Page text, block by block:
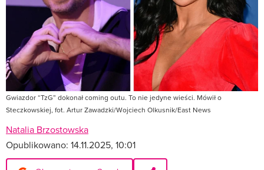
Gwiazdor “TzG” dokonał coming outu. To nie jedyne wieści. Mówił o
Steczkowskiej, fot. Artur Zawadzki/Wojciech Olkusnik/East News
Natalia Brzostowska
Opublikowano: 14.11.2025, 10:01